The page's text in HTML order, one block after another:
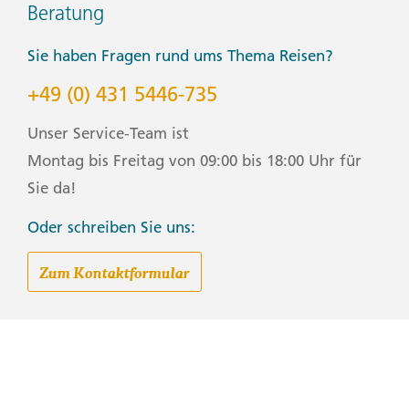
Beratung
Sie haben Fragen rund ums Thema Reisen?
+49 (0) 431 5446-735
Unser Service-Team ist
Montag bis Freitag von 09:00 bis 18:00 Uhr für
Sie da!
Oder schreiben Sie uns:
Zum Kontaktformular